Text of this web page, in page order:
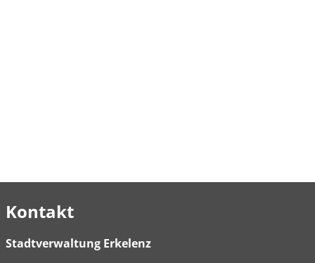
Kontakt
Stadtverwaltung Erkelenz